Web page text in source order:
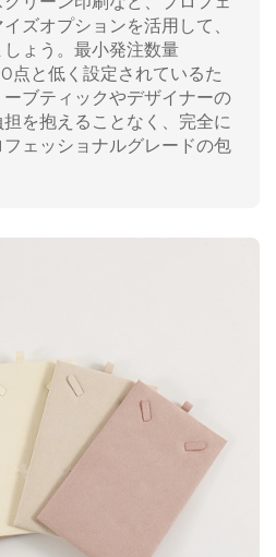
ズオプションを活用して、
ょう。最小発注数量
点と低く設定されているた
ブティックやデザイナーの
を抱えることなく、完全に
ェッショナルグレードの包